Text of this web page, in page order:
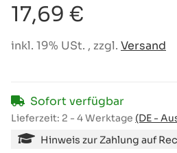
17,69 €
inkl. 19% USt. , zzgl. Versand
Sofort verfügbar
Lieferzeit: 2 - 4 Werktage (DE -
Hinweis zur Zahlung auf